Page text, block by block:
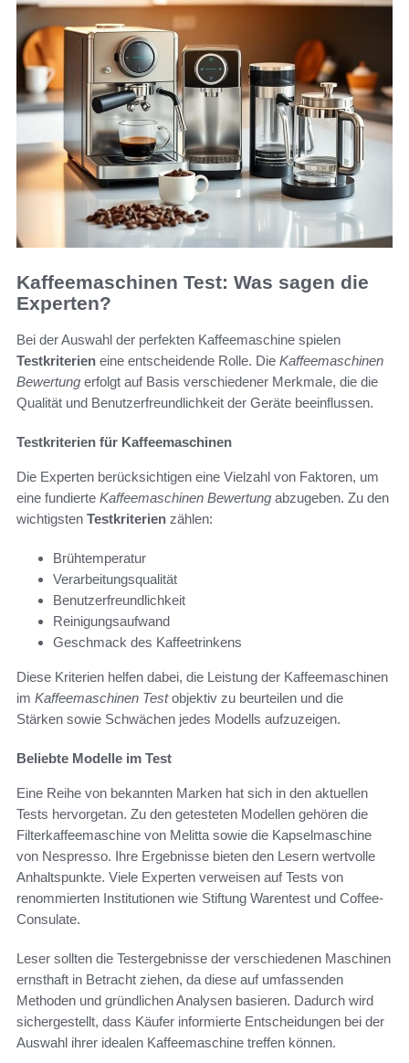
Kaffeemaschinen Test: Was sagen die
Experten?
Bei der Auswahl der perfekten Kaffeemaschine spielen
Testkriterien eine entscheidende Rolle. Die Kaffeemaschinen
Bewertung erfolgt auf Basis verschiedener Merkmale, die die
Qualität und Benutzerfreundlichkeit der Geräte beeinflussen.
Testkriterien für Kaffeemaschinen
Die Experten berücksichtigen eine Vielzahl von Faktoren, um
eine fundierte Kaffeemaschinen Bewertung abzugeben. Zu den
wichtigsten Testkriterien zählen:
Brühtemperatur
Verarbeitungsqualität
Benutzerfreundlichkeit
Reinigungsaufwand
Geschmack des Kaffeetrinkens
Diese Kriterien helfen dabei, die Leistung der Kaffeemaschinen
im Kaffeemaschinen Testobjektiv zu beurteilen und die
Stärken sowie Schwächen jedes Modells aufzuzeigen.
Beliebte Modelle im Test
Eine Reihe von bekannten Marken hat sich in den aktuellen
Tests hervorgetan. Zu den getesteten Modellen gehören die
Filterkaffeemaschine von Melitta sowie die Kapselmaschine
von Nespresso. Ihre Ergebnisse bieten den Lesern wertvolle
Anhaltspunkte. Viele Experten verweisen auf Tests von
renommierten Institutionen wie Stiftung Warentest und Coffee-
Consulate.
Leser sollten die Testergebnisse der verschiedenen Maschinen
ernsthaft in Betracht ziehen, da diese auf umfassenden
Methoden und gründlichen Analysen basieren. Dadurch wird
sichergestellt, dass Käufer informierte Entscheidungen bei der
Auswahl ihrer idealen Kaffeemaschine treffen können.